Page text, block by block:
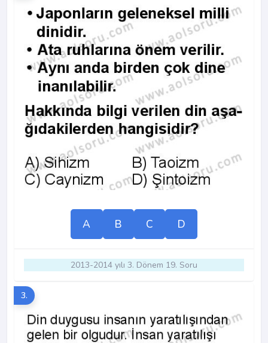
A B C D
2013-2014 yılı 3. Dönem 19. Soru
3.